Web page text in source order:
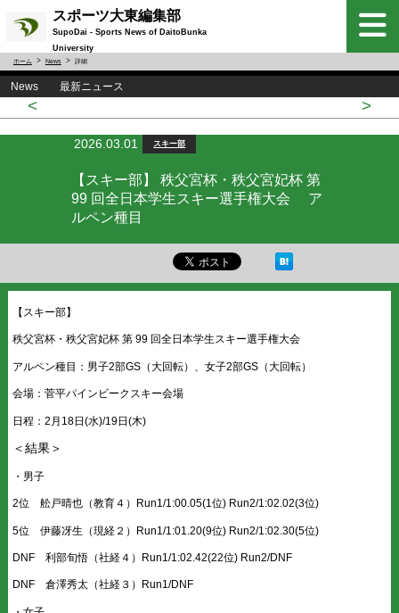
スポーツ大東編集部
SupoDai - Sports News of DaitoBunka
University
ホーム News 詳細
News 最新ニュース
< >
2026.03.01 スキー部
【スキー部】 秩父宮杯・秩父宮妃杯 第
99 回全日本学生スキー選手権大会 ア
ルペン種目
【スキー部】
秩父宮杯・秩父宮妃杯 第 99 回全日本学生スキー選手権大会
アルペン種目：男子2部GS（大回転）、女子2部GS（大回転）
会場：菅平パインビークスキー会場
日程：2月18日(水)/19日(木)
＜結果＞
・男子
2位 舩戸晴也（教育４）Run1/1:00.05(1位) Run2/1:02.02(3位)
5位 伊藤冴生（現経２）Run1/1:01.20(9位) Run2/1:02.30(5位)
DNF 利部旬悟（社経４）Run1/1:02.42(22位) Run2/DNF
DNF 倉澤秀太（社経３）Run1/DNF